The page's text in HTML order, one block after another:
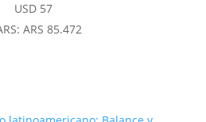
USD57
: ARS 85.472